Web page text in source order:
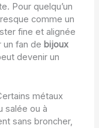
Pour quelqu’un
comme un
fine et alignée
un fan de bijoux
devenir un
métaux
salée ou à
sans broncher,